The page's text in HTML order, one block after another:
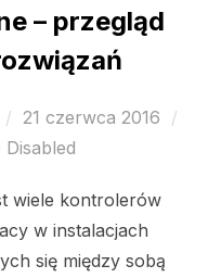
– przegląd
Posted
on
21 czerwca 2016
wiele kontrolerów
w instalacjach
się między sobą